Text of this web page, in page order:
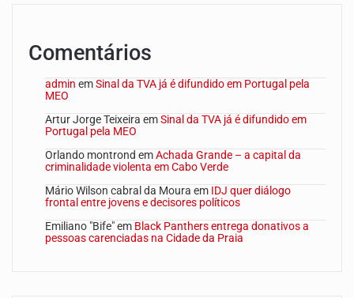
Comentários
admin emSinal da TVA já é difundido em Portugal pela
MEO
Artur Jorge Teixeira emSinal da TVA já é difundido em
Portugal pela MEO
Orlando montrond emAchada Grande – a capital da
criminalidade violenta em Cabo Verde
Mário Wilson cabral da Moura em IDJ quer diálogo
frontal entre jovens e decisores políticos
Emiliano "Bife"em Black Panthers entrega donativos a
pessoas carenciadas na Cidade da Praia